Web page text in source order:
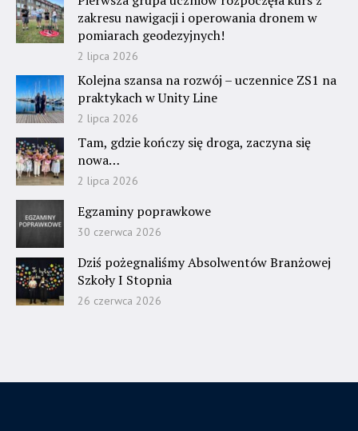
zakresu nawigacji i operowania dronem w
pomiarach geodezyjnych!
2 lipca 2026
Kolejna szansa na rozwój – uczennice ZS1 na
praktykach w Unity Line
2 lipca 2026
Tam, gdzie kończy się droga, zaczyna się
nowa…
2 lipca 2026
Egzaminy poprawkowe
30 czerwca 2026
Dziś pożegnaliśmy Absolwentów Branżowej
Szkoły I Stopnia
26 czerwca 2026